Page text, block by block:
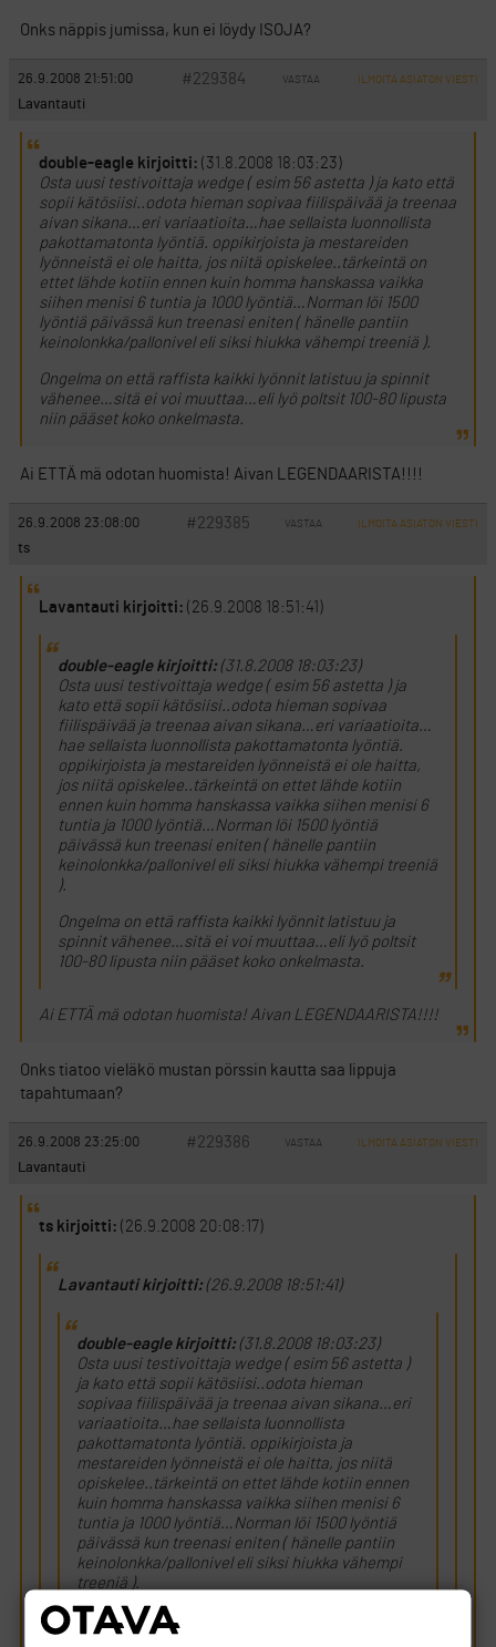
Onks näppis jumissa, kun ei löydy ISOJA?
26.9.2008 21:51:00 #229384 VASTAA ILMOITA ASIATON VIESTI
Lavantauti
double-eagle kirjoitti: (31.8.2008 18:03:23)
Osta uusi testivoittaja wedge ( esim 56 astetta ) ja kato että
sopii kätösiisi..odota hieman sopivaa fiilispäivää ja treenaa
aivan sikana…eri variaatioita…hae sellaista luonnollista
pakottamatonta lyöntiä. oppikirjoista ja mestareiden
lyönneistä ei ole haitta, jos niitä opiskelee..tärkeintä on
ettet lähde kotiin ennen kuin homma hanskassa vaikka
siihen menisi 6 tuntia ja 1000 lyöntiä…Norman löi 1500
lyöntiä päivässä kun treenasi eniten ( hänelle pantiin
keinolonkka/pallonivel eli siksi hiukka vähempi treeniä ).
Ongelma on että raffista kaikki lyönnit latistuu ja spinnit
vähenee…sitä ei voi muuttaa…eli lyö poltsit 100-80 lipusta
niin pääset koko onkelmasta.
Ai ETTÄ mä odotan huomista! Aivan LEGENDAARISTA!!!!
26.9.2008 23:08:00 #229385 VASTAA ILMOITA ASIATON VIESTI
ts
Lavantauti kirjoitti: (26.9.2008 18:51:41)
double-eagle kirjoitti:(31.8.2008 18:03:23)
Osta uusi testivoittaja wedge ( esim 56 astetta ) ja
kato että sopii kätösiisi..odota hieman sopivaa
fiilispäivää ja treenaa aivan sikana…eri variaatioita…
hae sellaista luonnollista pakottamatonta lyöntiä.
oppikirjoista ja mestareiden lyönneistä ei ole haitta,
jos niitä opiskelee..tärkeintä on ettet lähde kotiin
ennen kuin homma hanskassa vaikka siihen menisi 6
tuntia ja 1000 lyöntiä…Norman löi 1500 lyöntiä
päivässä kun treenasi eniten ( hänelle pantiin
keinolonkka/pallonivel eli siksi hiukka vähempi treeniä
).
Ongelma on että raffista kaikki lyönnit latistuu ja
spinnit vähenee…sitä ei voi muuttaa…eli lyö poltsit
100-80 lipusta niin pääset koko onkelmasta.
Ai ETTÄ mä odotan huomista! Aivan LEGENDAARISTA!!!!
Onks tiatoo vieläkö mustan pörssin kautta saa lippuja
tapahtumaan?
26.9.2008 23:25:00 #229386 VASTAA ILMOITA ASIATON VIESTI
Lavantauti
ts kirjoitti: (26.9.2008 20:08:17)
Lavantauti kirjoitti:(26.9.2008 18:51:41)
double-eagle kirjoitti:(31.8.2008 18:03:23)
Osta uusi testivoittaja wedge ( esim 56 astetta )
ja kato että sopii kätösiisi..odota hieman
sopivaa fiilispäivää ja treenaa aivan sikana…eri
variaatioita…hae sellaista luonnollista
pakottamatonta lyöntiä. oppikirjoista ja
mestareiden lyönneistä ei ole haitta, jos niitä
opiskelee..tärkeintä on ettet lähde kotiin ennen
kuin homma hanskassa vaikka siihen menisi 6
tuntia ja 1000 lyöntiä…Norman löi 1500 lyöntiä
päivässä kun treenasi eniten ( hänelle pantiin
keinolonkka/pallonivel eli siksi hiukka vähempi
treeniä ).
Ongelma on että raffista kaikki lyönnit latistuu ja
spinnit vähenee…sitä ei voi muuttaa…eli lyö